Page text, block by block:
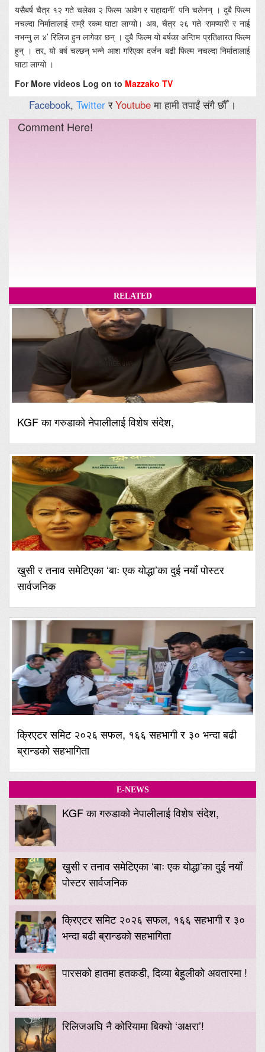
यसैबर्ष चैत्र १२ गते चलेका २ फिल्म ‘आवेग र राहादानी’ पनि चलेनन् । दुबै फिल्म
नचल्दा निर्मातालाई राम्रै रकम घाटा लाग्यो। अब, चैत्र २६ गते ‘रामप्यारी र नाई
नभन्नु ल ४’ रिलिज हुन लागेका छन् । दुबै फिल्म यो बर्षका अन्तिम प्रतिक्षारत फिल्म
हुन् । तर, यो बर्ष चल्छन् भन्ने आश गरिएका दर्जन बढी फिल्म नचल्दा निर्मातालाई
घाटा लाग्यो ।
For More videos Log on to Mazzako TV
Facebook, TwitterरYoutubeमा हामी तपाईं संगै छौँ ।
Comment Here!
RELATED
KGF का गरुडाको नेपालीलाई विशेष संदेश,
खुसी र तनाव समेटिएका ‘बाः एक योद्धा’का दुई नयाँ पोस्टर
सार्वजनिक
क्रिएटर समिट २०२६ सफल, १६६ सहभागी र ३० भन्दा बढी
ब्रान्डको सहभागिता
E-NEWS
KGF का गरुडाको नेपालीलाई विशेष संदेश,
खुसी र तनाव समेटिएका ‘बाः एक योद्धा’का दुई नयाँ
पोस्टर सार्वजनिक
क्रिएटर समिट २०२६ सफल, १६६ सहभागी र ३०
भन्दा बढी ब्रान्डको सहभागिता
पारसको हातमा हतकडी, दिव्या बेहुलीको अवतारमा !
रिलिजअघि नै कोरियामा बिक्यो ‘अक्षरा’!